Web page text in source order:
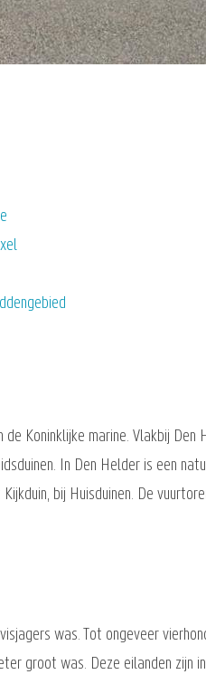
Koninklijke marine. Vlakbij Den
In Den Helder is een
bij Huisduinen. De
was. Tot ongeveer
groot was. Deze eilanden zijn